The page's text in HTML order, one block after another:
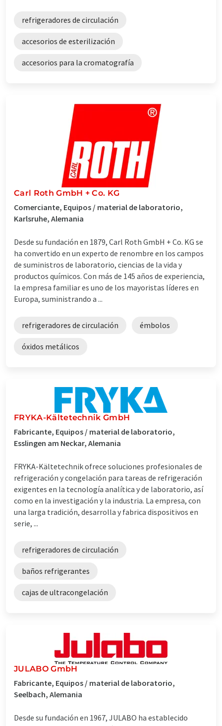
refrigeradores de circulación
accesorios de esterilización
accesorios para la cromatografía
Carl Roth GmbH + Co. KG
Comerciante, Equipos / material de laboratorio,
Karlsruhe, Alemania
Desde su fundación en 1879, Carl Roth GmbH + Co. KG se
ha convertido en un experto de renombre en los campos
de suministros de laboratorio, ciencias de la vida y
productos químicos. Con más de 145 años de experiencia,
la empresa familiar es uno de los mayoristas líderes en
Europa, suministrando a ...
refrigeradores de circulación émbolos
óxidos metálicos
FRYKA-Kältetechnik GmbH
Fabricante, Equipos / material de laboratorio,
Esslingen am Neckar, Alemania
FRYKA-Kältetechnik ofrece soluciones profesionales de
refrigeración y congelación para tareas de refrigeración
exigentes en la tecnología analítica y de laboratorio, así
como en la investigación y la industria. La empresa, con
una larga tradición, desarrolla y fabrica dispositivos en
serie, ...
refrigeradores de circulación
baños refrigerantes
cajas de ultracongelación
JULABO GmbH
Fabricante, Equipos / material de laboratorio,
Seelbach, Alemania
Desde su fundación en 1967, JULABO ha establecido